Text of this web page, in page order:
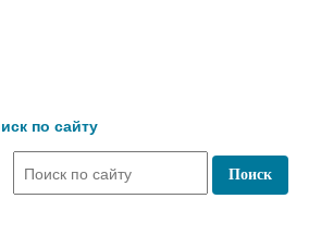
сайте в разделе "Библиотеки"!
по сайту